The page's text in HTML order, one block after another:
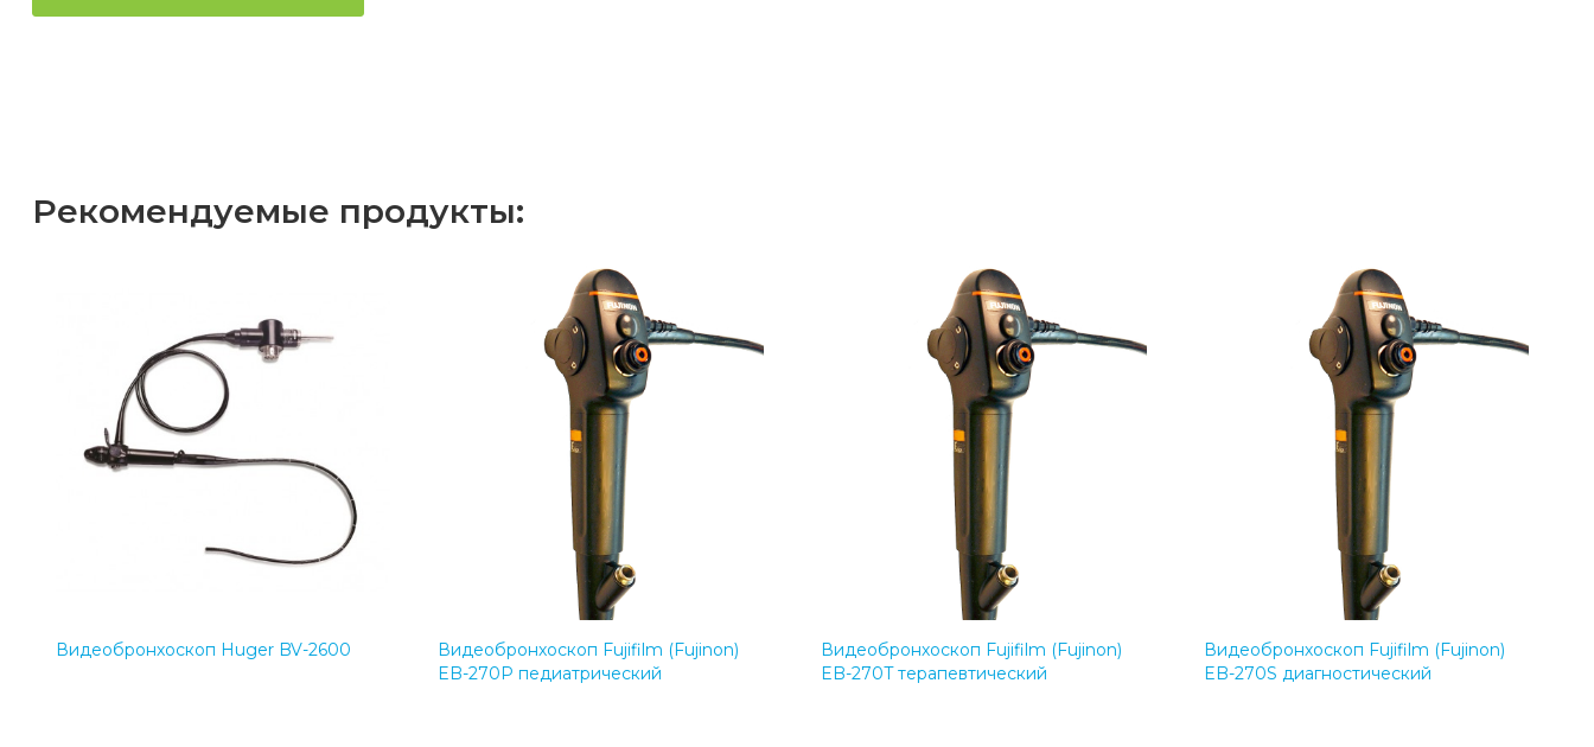
Рекомендуемые продукты:
Видеобронхоскоп Huger BV-2600
Видеобронхоскоп Fujifilm (Fujinon)
EB-270P педиатрический
Видеобронхоскоп Fujifilm (Fujinon)
EB-270T терапевтический
Видеобронхоскоп Fujifilm (Fujinon)
EB-270S диагностический